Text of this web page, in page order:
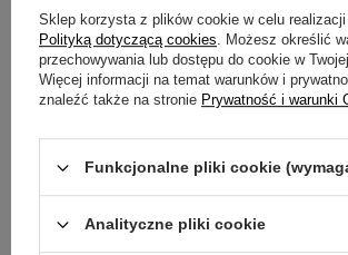
Sklep korzysta z plików cookie w celu realizacji
Polityką dotyczącą cookies. Możesz określić
przechowywania lub dostępu do cookie w
Więcej informacji na temat warunków i
znaleźć także na stronie Prywatność i warunki
Funkcjonalne pliki cookie
Analityczne pliki cookie